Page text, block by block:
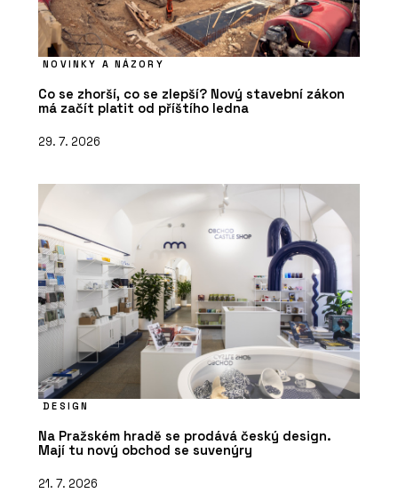
NOVINKY A NÁZORY
Co se zhorší, co se zlepší? Nový stavební zákon
má začít platit od příštího ledna
29. 7. 2026
DESIGN
Na Pražském hradě se prodává český design.
Mají tu nový obchod se suvenýry
21. 7. 2026